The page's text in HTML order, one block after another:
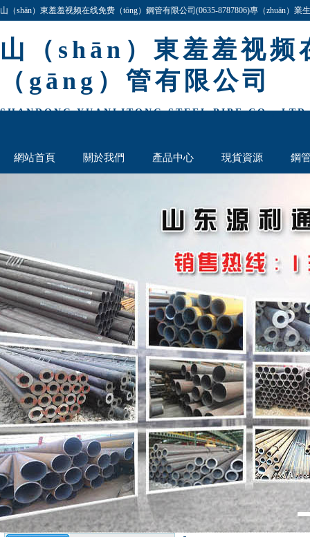
山（shān）東羞羞视频在线免费（tōng）鋼管有限公司(0635-8787806)專（zhuān）
山（shān）東羞羞视频
（gāng）管有限公司
SHANDONG YUANLITONG STEEL PIPE CO.,
網站首頁 關於我們 產品中心 現貨資源 鋼